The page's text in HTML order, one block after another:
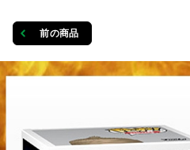
前の商品